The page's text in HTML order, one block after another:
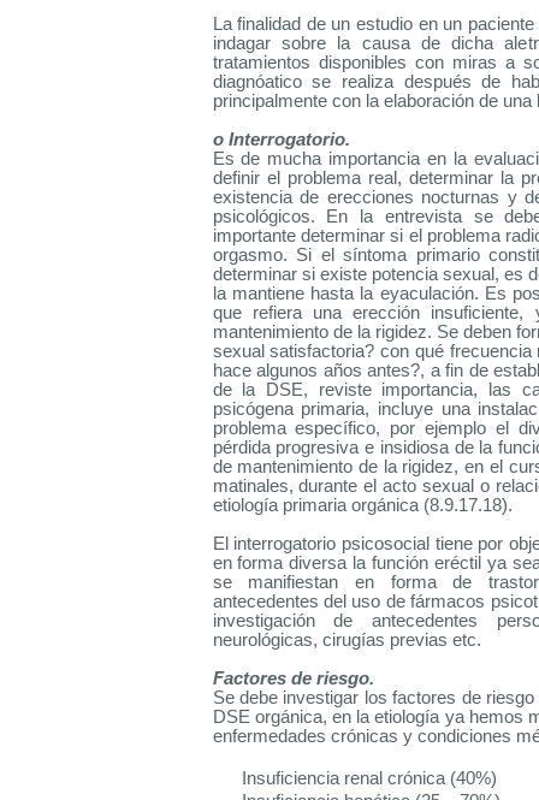
La finalidad de un estudio en un
indagar sobre la causa de dicha
tratamientos disponibles con miras a
diagnóatico se realiza después de
principalmente con la elaboración de
o Interrogatorio.
Es de mucha importancia en la
definir el problema real, determinar la
existencia de erecciones nocturnas y
psicológicos. En la entrevista se
importante determinar si el problema
orgasmo. Si el síntoma primario
determinar si existe potencia sexual, es
la mantiene hasta la eyaculación. Es
que refiera una erección
mantenimiento de la rigidez. Se deben
sexual satisfactoria? con qué
hace algunos años antes?, a fin de
de la DSE, reviste importancia, las
psicógena primaria, incluye una
problema específico, por ejemplo el
pérdida progresiva e insidiosa de la
de mantenimiento de la rigidez, en el
matinales, durante el acto sexual o
etiología primaria orgánica (8.9.17.18).
El interrogatorio psicosocial tiene por
en forma diversa la función eréctil ya
se manifiestan en forma de
antecedentes del uso de fármacos
investigación de antecedentes
neurológicas, cirugías previas etc.
Factores de riesgo.
Se debe investigar los factores de
DSE orgánica, en la etiología ya hemos
enfermedades crónicas y condiciones
Insuficiencia renal crónica (40%)